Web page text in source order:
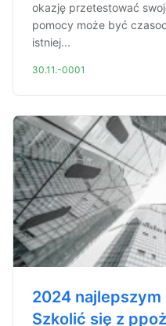
okazję przetestować
pomocy może być
istniej...
30.11.-0001
2024 najlepszym
Szkolić się z ppoż